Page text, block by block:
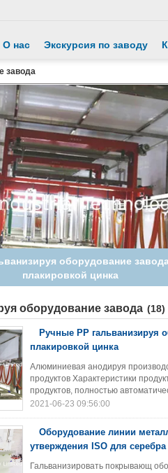
О нас Экскурсия по заводу
завода
оборудование
плакировкой цинка
оборудование завода (18)
Ручные PP гальванизируя
плакировкой цинка
Алюминиевая анодируя
продуктов Характеристики
продуктов, полностью
2021-06-23 09:56:00
Оборудование линии
утверждения ISO для серебра
Гальванизировать покрывающ